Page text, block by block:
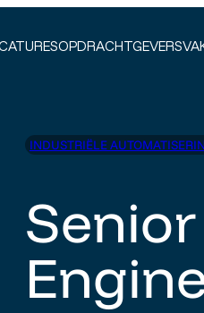
OPDRACHTGEVERS
INDUSTRIËLE